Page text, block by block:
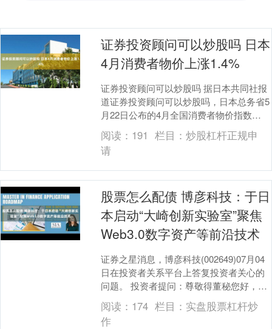
证券投资顾问可以炒股吗 日本
4月消费者物价上涨1.4%
证券投资顾问可以炒股吗 据日本共同社报
道证券投资顾问可以炒股吗，日本总务省5
月22日公布的4月全国消费者物价指数
（2020年为100，生鲜食品除外）为
112.5....
阅读： 191 栏目： 炒股杠杆正规申
请
股票怎么配债 博彦科技：于日
本启动“大崎创新实验室”聚焦
Web3.0数字资产等前沿技术
证券之星消息，博彦科技(002649)07月04
日在投资者关系平台上答复投资者关心的
问题。 投资者提问：尊敬得董秘您好，请
问贵司在web3.0,有和布局？谢谢！....
阅读： 174 栏目： 实盘股票杠杆炒
作